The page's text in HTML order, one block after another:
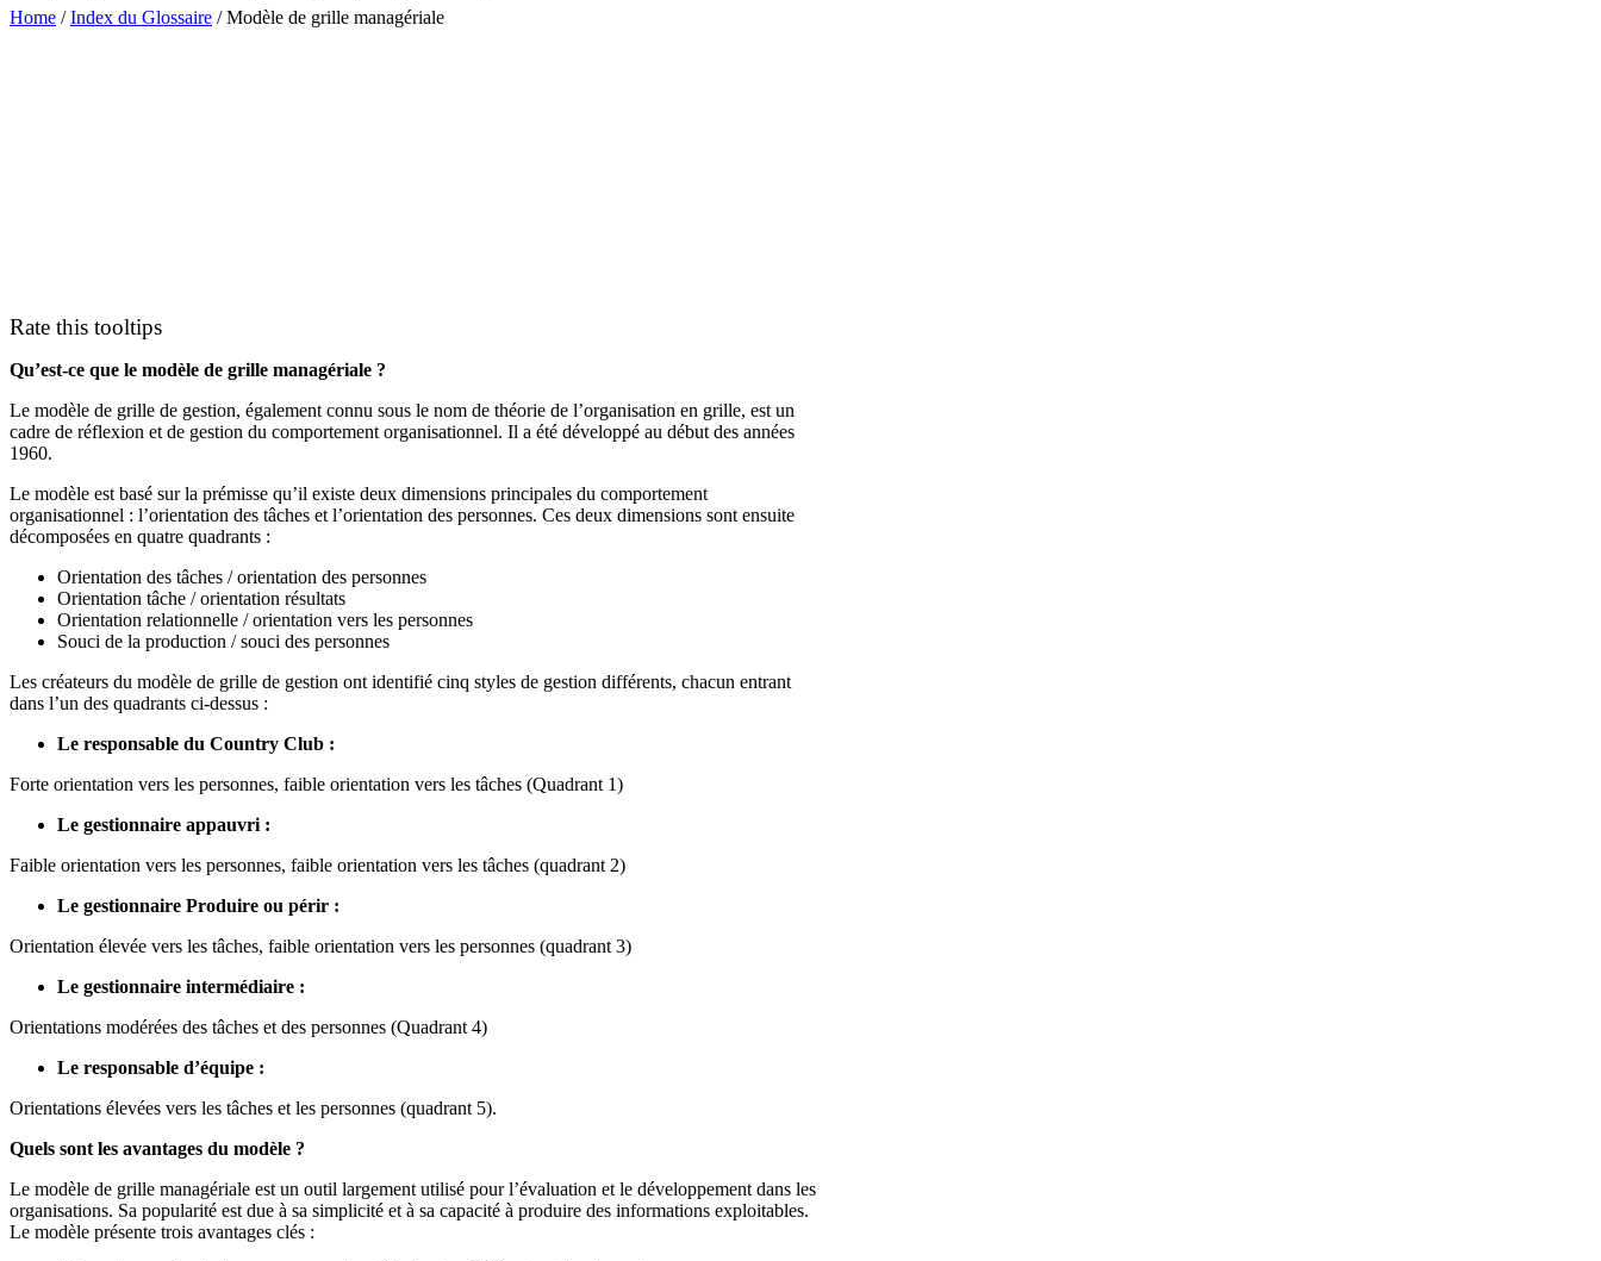
Home /Index du Glossaire /Modèle de grille managériale
Rate this tooltips
Qu’est-ce que le modèle de grille managériale ?
Le modèle de grille de gestion, également connu sous le nom de théorie de l’organisation en grille, est un
cadre de réflexion et de gestion du comportement organisationnel. Il a été développé au début des années
1960.
Le modèle est basé sur la prémisse qu’il existe deux dimensions principales du comportement
organisationnel : l’orientation des tâches et l’orientation des personnes. Ces deux dimensions sont ensuite
décomposées en quatre quadrants :
Orientation des tâches / orientation des personnes
Orientation tâche / orientation résultats
Orientation relationnelle / orientation vers les personnes
Souci de la production / souci des personnes
Les créateurs du modèle de grille de gestion ont identifié cinq styles de gestion différents, chacun entrant
dans l’un des quadrants ci-dessus :
Le responsable du Country Club :
Forte orientation vers les personnes, faible orientation vers les tâches (Quadrant 1)
Le gestionnaire appauvri :
Faible orientation vers les personnes, faible orientation vers les tâches (quadrant 2)
Le gestionnaire Produire ou périr :
Orientation élevée vers les tâches, faible orientation vers les personnes (quadrant 3)
Le gestionnaire intermédiaire :
Orientations modérées des tâches et des personnes (Quadrant 4)
Le responsable d’équipe :
Orientations élevées vers les tâches et les personnes (quadrant 5).
Quels sont les avantages du modèle ?
Le modèle de grille managériale est un outil largement utilisé pour l’évaluation et le développement dans les
organisations. Sa popularité est due à sa simplicité et à sa capacité à produire des informations exploitables.
Le modèle présente trois avantages clés :